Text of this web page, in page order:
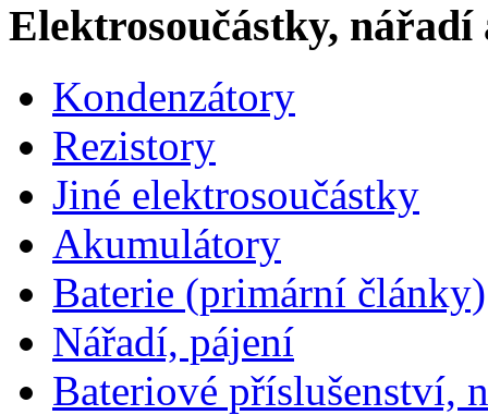
Elektrosoučástky, nářadí
Kondenzátory
Rezistory
Jiné elektrosoučástky
Akumulátory
Baterie (primární články)
Nářadí, pájení
Bateriové příslušenství,